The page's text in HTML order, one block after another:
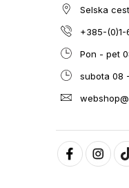
Selska
+385-(0)1-
Pon - pet
subota 08